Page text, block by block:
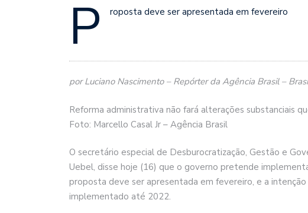
P roposta deve ser apresentada em fevereiro
por Luciano Nascimento – Repórter da Agência Brasil –
Reforma administrativa não fará alterações substanciais
Foto: Marcello Casal Jr – Agência Brasil
O secretário especial de Desburocratização, Gestão e
Uebel, disse hoje (16) que o governo pretende
proposta deve ser apresentada em fevereiro, e a
implementado até 2022.